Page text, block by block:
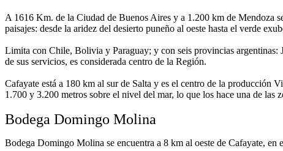
A 1616 Km. de la Ciudad de Buenos Aires y a 1.200 km de Mendoza
paisajes: desde la aridez del desierto puneño al oeste hasta el verde
Limita con Chile, Bolivia y Paraguay; y con seis provincias argentinas:
de sus servicios, es considerada centro de la Región.
Cafayate está a 180 km al sur de Salta y es el centro de la producción
1.700 y 3.200 metros sobre el nivel del mar, lo que los hace una de las
Bodega Domingo Molina
Bodega Domingo Molina se encuentra a 8 km al oeste de Cafayate,